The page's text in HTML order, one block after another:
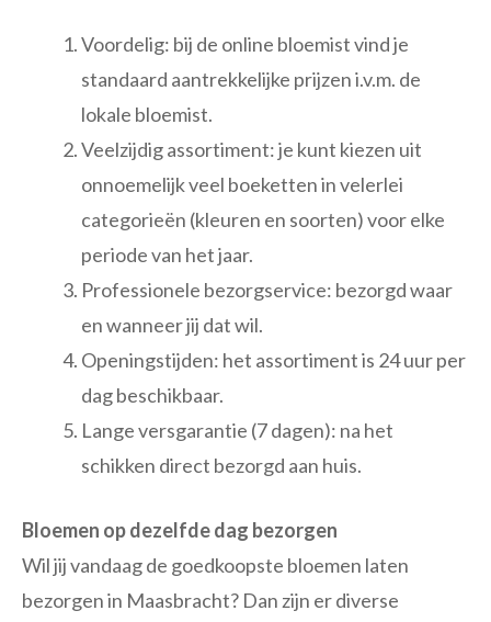
Voordelig: bij de online bloemist vind je
standaard aantrekkelijke prijzen i.v.m. de
lokale bloemist.
Veelzijdig assortiment: je kunt kiezen uit
onnoemelijk veel boeketten in velerlei
categorieën (kleuren en soorten) voor elke
periode van het jaar.
Professionele bezorgservice: bezorgd waar
en wanneer jij dat wil.
Openingstijden: het assortiment is 24 uur per
dag beschikbaar.
Lange versgarantie (7 dagen): na het
schikken direct bezorgd aan huis.
Bloemen op dezelfde dag bezorgen
Wil jij vandaag de goedkoopste bloemen laten
bezorgen in Maasbracht? Dan zijn er diverse